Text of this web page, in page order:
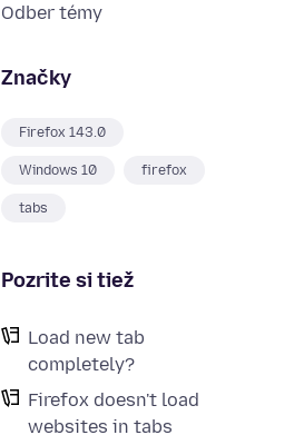
Odber témy
Značky
Firefox 143.0
Windows 10 firefox
tabs
Pozrite si tiež
Load new tab
completely?
Firefox doesn't load
websites in tabs